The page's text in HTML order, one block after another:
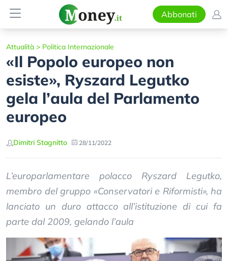
Abbonati
Attualità > Politica Internazionale
«Il Popolo europeo non
esiste», Ryszard Legutko
gela l’aula del Parlamento
europeo
Dimitri Stagnitto 28/11/2022
L’europarlamentare polacco Ryszard Legutko,
membro del gruppo «Conservatori e Riformisti», ha
lanciato un duro attacco all’istituzione di cui fa
parte dal 2009, gelando l’aula